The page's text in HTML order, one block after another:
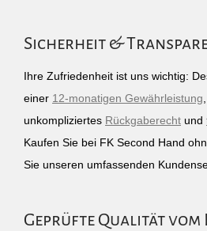
Sicherheit &
Ihre Zufriedenheit ist uns wichtig:
einer 12-monatigen Gewährleistung
unkompliziertes Rückgaberecht und
Kaufen Sie bei FK Second Hand
Sie unseren umfassenden
Geprüfte Qualität vom